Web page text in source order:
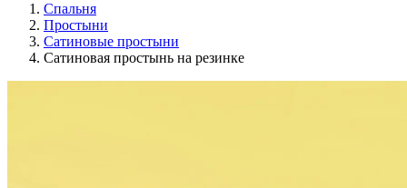
Спальня
Простыни
Сатиновые простыни
Сатиновая простынь на резинке